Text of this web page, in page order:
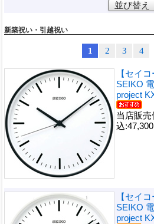
並び替え
新築祝い・引越祝い
1 2 3 4
【セイ
SEIKO
project
当店販売
込
【セイ
SEIKO
project